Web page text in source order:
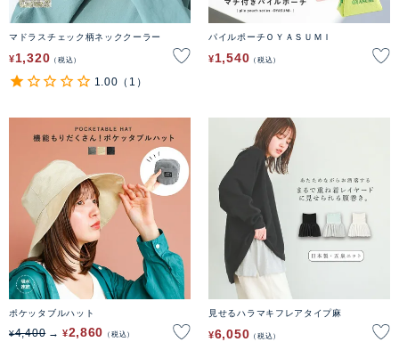
マドラスチェック柄ネッククーラー
¥1,320 税込
1.00 （1）
パイルポーチＯＹＡＳＵＭＩ
¥1,540 税込
ポケッタブルハット
¥4,400 ¥2,860 税込
見せるハラマキフレアタイプ麻
¥6,050 税込